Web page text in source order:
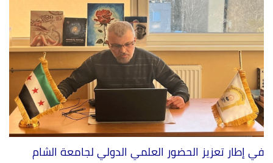
في إطار تعزيز الحضور العلمي الدولي لجامعة الشام